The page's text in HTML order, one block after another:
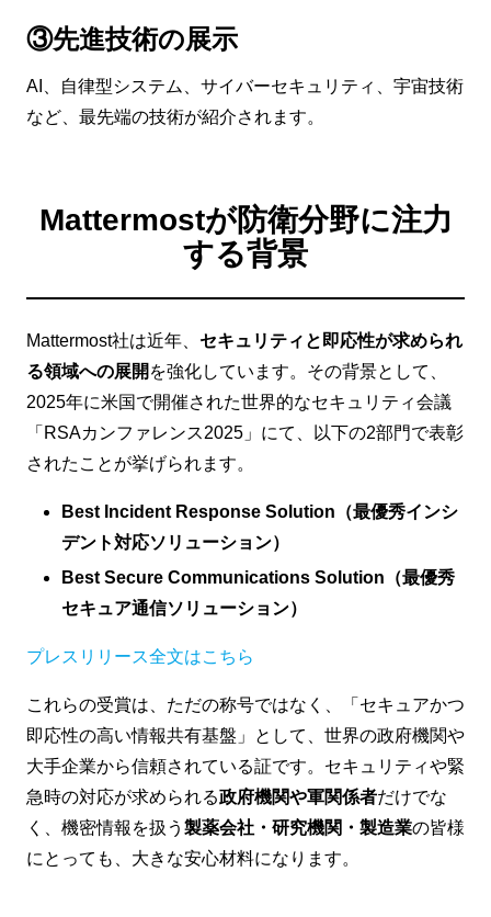
③先進技術の展示
AI、自律型システム、サイバーセキュリティ、宇宙技術
など、最先端の技術が紹介されます。
Mattermostが防衛分野に注力
する背景
Mattermost社は近年、 セキュリティと即応性が求められ
る領域への展開 を強化しています。その背景として、
2025年に米国で開催された世界的なセキュリティ会議
「RSAカンファレンス2025」にて、以下の2部門で表彰
されたことが挙げられます。
Best Incident Response Solution（最優秀インシ
デント対応ソリューション）
Best Secure Communications Solution（最優秀
セキュア通信ソリューション）
プレスリリース全文はこちら
これらの受賞は、ただの称号ではなく、「セキュアかつ
即応性の高い情報共有基盤」として、世界の政府機関や
大手企業から信頼されている証です。セキュリティや緊
急時の対応が求められる政府機関や軍関係者だけでな
く、機密情報を扱う 製薬会社・研究機関・製造業の皆様
にとっても、大きな安心材料になります。